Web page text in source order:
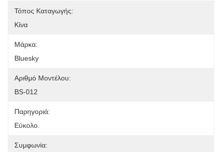
Τόπος Καταγωγής:
Κίνα
Μάρκα:
Bluesky
Αριθμό Μοντέλου:
BS-012
Παρηγοριά:
Εύκολο.
Συμφωνία: